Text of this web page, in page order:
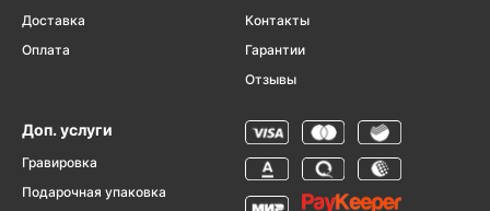
Доставка
Оплата
Контакты
Гарантии
Отзывы
Доп. услуги
Гравировка
Подарочная упаковка